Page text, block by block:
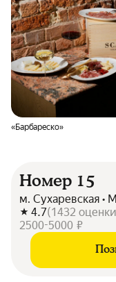
«Барбареско»
Номер 15
м. Сухаревская •
4.7(1432 оценки
2500-5000 ₽